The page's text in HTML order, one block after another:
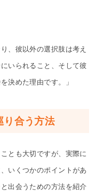
、彼以外の選択肢は考え
いられること、そして彼
決めた理由です。」
り合う方法
とも大切ですが、実際に
いくつかのポイントがあ
出会うための方法を紹介